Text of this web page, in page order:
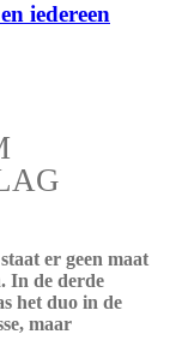
iedereen
er geen maat
In de derde
het duo in de
maar